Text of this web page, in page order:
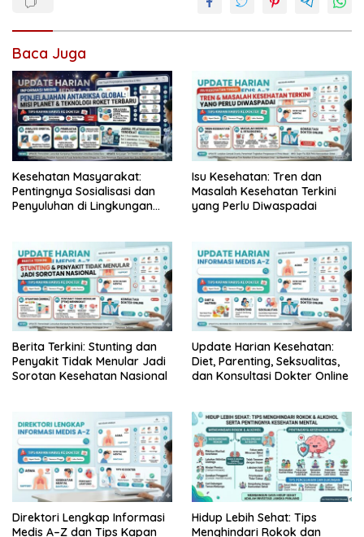
Baca Juga
Kesehatan Masyarakat:
Pentingnya Sosialisasi dan
Penyuluhan di Lingkungan
Isu Kesehatan: Tren dan
Masalah Kesehatan Terkini
yang Perlu Diwaspadai
Berita Terkini: Stunting dan
Penyakit Tidak Menular Jadi
Sorotan Kesehatan Nasional
Update Harian Kesehatan:
Diet, Parenting, Seksualitas,
dan Konsultasi Dokter Online
Direktori Lengkap Informasi
Medis A–Z dan Tips Kapan
Hidup Lebih Sehat: Tips
Menghindari Rokok dan